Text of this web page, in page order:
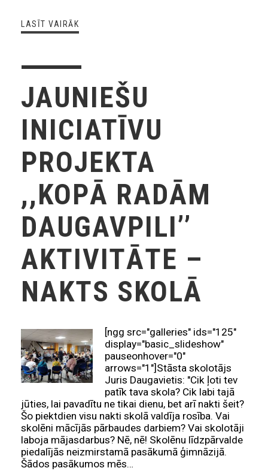
LASĪT VAIRĀK
JAUNIEŠU
INICIATĪVU
PROJEKTA
,,KOPĀ RADĀM
DAUGAVPILI’’
AKTIVITĀTE –
NAKTS SKOLĀ
[ngg src="galleries" ids="125"
display="basic_slideshow"
pauseonhover="0"
arrows="1"]Stāsta skolotājs
Juris Daugavietis: "Cik ļoti tev
patīk tava skola? Cik labi tajā
jūties, lai pavadītu ne tikai dienu, bet arī nakti šeit?
Šo piektdien visu nakti skolā valdīja rosība. Vai
skolēni mācījās pārbaudes darbiem? Vai skolotāji
laboja mājasdarbus? Nē, nē! Skolēnu līdzpārvalde
piedalījās neizmirstamā pasākumā ģimnāzijā.
Šādos pasākumos mēs…